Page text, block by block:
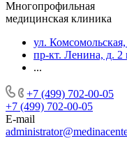
Многопрофильная
медицинская клиника
ул.
пр-кт. Ленина, д. 2
...
+7 (499) 702-00-05
+7 (499) 702-00-05
E-mail